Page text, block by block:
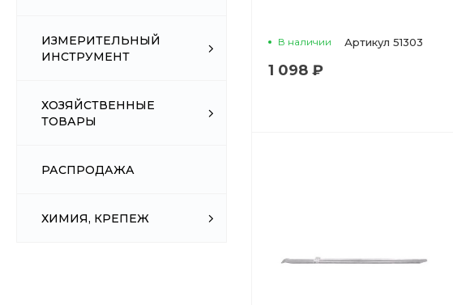
ИЗМЕРИТЕЛЬНЫЙ
ИНСТРУМЕНТ
ХОЗЯЙСТВЕННЫЕ
ТОВАРЫ
РАСПРОДАЖА
ХИМИЯ, КРЕПЕЖ
В наличии Артикул 51303
1 098 ₽